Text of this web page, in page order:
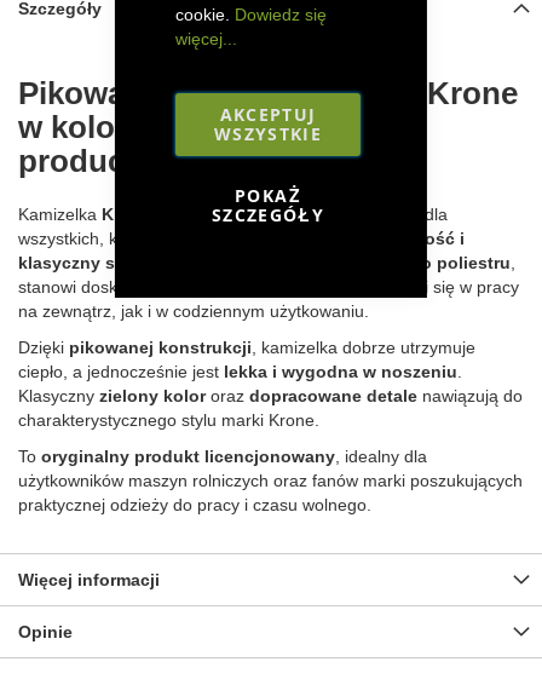
cookie. Dowiedz się
więcej...
AKCEPTUJ
WSZYSTKIE
POKAŻ
SZCZEGÓŁY
Szczegóły
Pikowana kamizelka męska Krone
w kolorze zielonym od
producenta Krone
Kamizelka Krone Steppweste Herren to propozycja dla
wszystkich, którzy cenią sobie
komfort, funkcjonalność i
klasyczny styl
wytrzymałego poliestru
stanowi doskonałą warstwę izolacyjną, która sprawdzi się w pracy
na zewnątrz, jak i w codziennym użytkowaniu.
Dzięki pikowanej konstrukcji , kamizelka dobrze utrzymuje
ciepło, a jednocześnie jest lekka i wygodna w noszeniu
Klasyczny zielony kolororaz dopracowane detale nawiązują do
charakterystycznego stylu marki Krone.
To oryginalny produkt licencjonowany , idealny dla
użytkowników maszyn rolniczych oraz fanów marki poszukujących
praktycznej odzieży do pracy i czasu wolnego.
Więcej informacji
Opinie